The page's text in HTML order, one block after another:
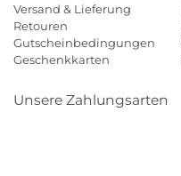
Versand & Lieferung
Retouren
Gutscheinbedingungen
Geschenkkarten
Unsere Zahlungsarten